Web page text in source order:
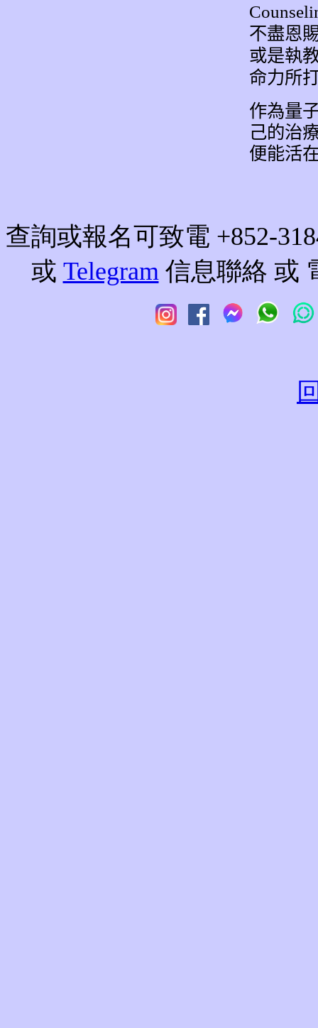
不盡恩
或是執
命力所
作為量
己的治
便能活
查詢或報名可致電 +852-
或 Telegram信息聯絡 或